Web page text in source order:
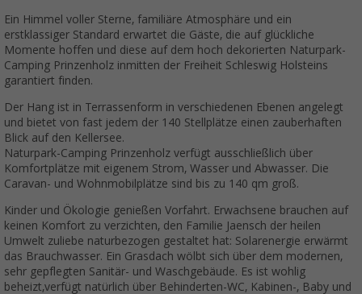
Ein Himmel voller Sterne, familiäre Atmosphäre und ein
erstklassiger Standard erwartet die Gäste, die auf glückliche
Momente hoffen und diese auf dem hoch dekorierten Naturpark-
Camping Prinzenholz inmitten der Freiheit Schleswig Holsteins
garantiert finden.
Der Hang ist in Terrassenform in verschiedenen Ebenen angelegt
und bietet von fast jedem der 140 Stellplätze einen zauberhaften
Blick auf den Kellersee.
Naturpark-Camping Prinzenholz verfügt ausschließlich über
Komfortplätze mit eigenem Strom, Wasser und Abwasser. Die
Caravan- und Wohnmobilplätze sind bis zu 140 qm groß.
Kinder und Ökologie genießen Vorfahrt. Erwachsene brauchen auf
keinen Komfort zu verzichten, den Familie Jaensch der heilen
Umwelt zuliebe naturbezogen gestaltet hat: Solarenergie erwärmt
das Brauchwasser. Ein Grasdach wölbt sich über dem modernen,
sehr gepflegten Sanitär- und Waschgebäude. Es ist wohlig
beheizt,verfügt natürlich über Behinderten-WC, Kabinen-, Baby und